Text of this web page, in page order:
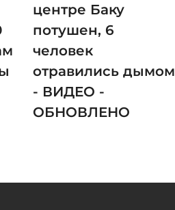
центре Баку
потушен, 6
человек
отравились дымом
- ВИДЕО -
ОБНОВЛЕНО